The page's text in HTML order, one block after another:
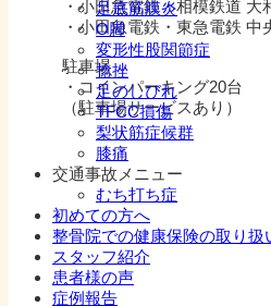
足底筋膜炎
O脚
変形性股関節症
捻挫
足のしびれ
TFCC損傷
梨状筋症候群
膝痛
交通事故メニュー
むち打ち症
初めての方へ
整骨院での健康保険の取り扱
スタッフ紹介
患者様の声
症例報告
・小田急電鉄・相模鉄道 大
・小田急電鉄・東急電鉄
駐車場
・コインパーキング20台
（駐車場サービスあり）